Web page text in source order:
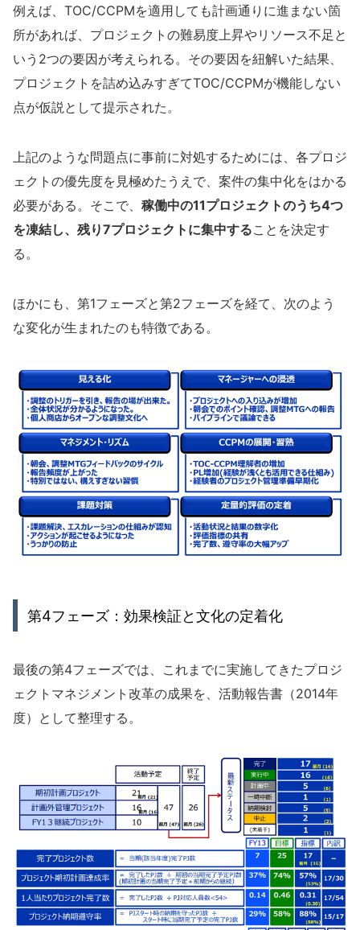
例えば、TOC/CCPMを適用しても計画通りに進まない箇
所があれば、プロジェクトの難易度上昇やリソース不足と
いう2つの要因が考えられる。その要因を紐解いた結果、
プロジェクトを詰め込みすぎてTOC/CCPMが機能しない
点が仮説として提示された。
上記のような問題点に事前に対処するためには、各プロジ
ェクトの優先度を見極めたうえで、案件の集中化をはかる
必要がある。そこで、 稼働中の11プロジェクトのうち4つ
を凍結し、残り7プロジェクトに集中することを決定す
る。
ほかにも、第1フェーズと第2フェーズを経て、次のよう
な変化が生まれたのも特徴である。
第4フェーズ：効果検証と文化の定着化
最後の第4フェーズでは、これまでに実施してきたプロジ
ェクトマネジメント改革の成果を、活動報告書（2014年
度）として整理する。